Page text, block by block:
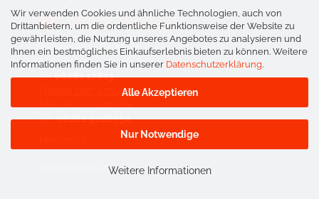
Wir verwenden Cookies und ähnliche Technologien, auch von
Drittanbietern, um die ordentliche Funktionsweise der Website zu
gewährleisten, die Nutzung unseres Angebotes zu analysieren und
Ihnen ein bestmögliches Einkaufserlebnis bieten zu können. Weitere
Informationen finden Sie in unserer Datenschutzerklärung.
Alle Akzeptieren
Nur Notwendige
Weitere Informationen
Hilfe & Kontakt
Telefonische Beratung :
Mo - Fr: 7:30 - 18:00 Uhr
Tel06261 17613
Fragen zum Versand:
Tel:06262 9266350
Kontaktformular